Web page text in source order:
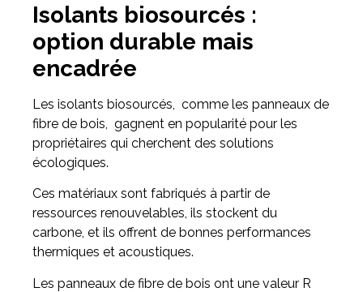
Isolants biosourcés :
option durable mais
encadrée
Les isolants biosourcés, comme les panneaux de
fibre de bois, gagnent en popularité pour les
propriétaires qui cherchent des solutions
écologiques.
Ces matériaux sont fabriqués à partir de
ressources renouvelables, ils stockent du
carbone, et ils offrent de bonnes performances
thermiques et acoustiques.
Les panneaux de fibre de bois ont une valeur R